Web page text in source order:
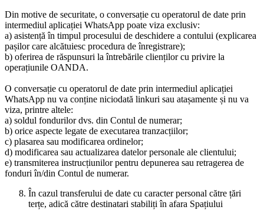
Din motive de securitate, o conversație cu operatorul de date prin
intermediul aplicației WhatsApp poate viza exclusiv:
a) asistență în timpul procesului de deschidere a contului (explicarea
pașilor care alcătuiesc procedura de înregistrare);
b) oferirea de răspunsuri la întrebările clienților cu privire la
operațiunile OANDA.
O conversație cu operatorul de date prin intermediul aplicației
WhatsApp nu va conține niciodată linkuri sau atașamente și nu va
viza, printre altele:
a) soldul fondurilor dvs. din Contul de numerar;
b) orice aspecte legate de executarea tranzacțiilor;
c) plasarea sau modificarea ordinelor;
d) modificarea sau actualizarea datelor personale ale clientului;
e) transmiterea instrucțiunilor pentru depunerea sau retragerea de
fonduri în/din Contul de numerar.
În cazul transferului de date cu caracter personal către țări
terțe, adică către destinatari stabiliți în afara Spațiului